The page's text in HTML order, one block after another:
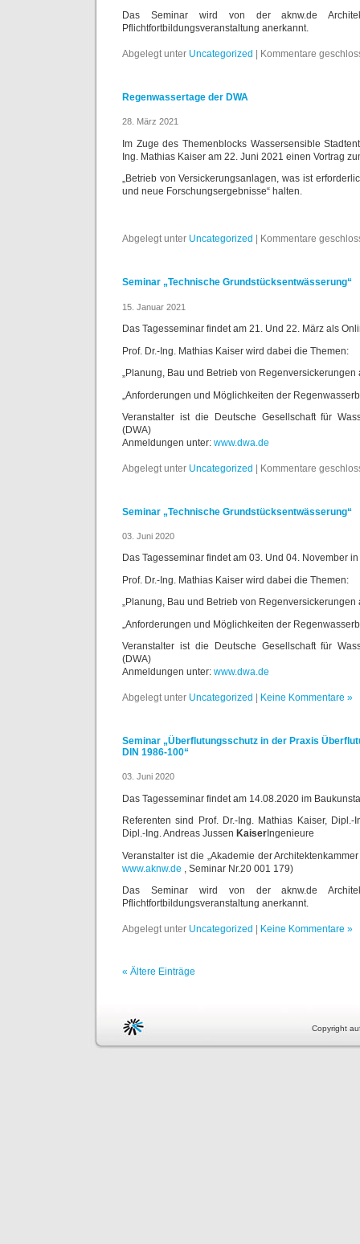
Das Seminar wird von der aknw.de
Pflichtfortbildungsveranstaltung anerkannt.
Abgelegt unter Uncategorized Kommentare
Regenwassertage der DWA
28. März 2021
Im Zuge des Themenblocks Wassersensible
Ing. Mathias Kaiser am 22. Juni 2021 einen Vortrag
„Betrieb von Versickerungsanlagen, was ist
und neue Forschungsergebnisse“ halten.
Abgelegt unter Uncategorized Kommentare
Seminar „Technische Grundstücksentwässerung“
15. Januar 2021
Das Tagesseminar findet am 21. Und 22. März als
Prof. Dr.-Ing. Mathias Kaiser wird dabei die Themen:
„Planung, Bau und Betrieb von Regenversickerungen
„Anforderungen und Möglichkeiten der
Veranstalter ist die Deutsche Gesellschaft für
(DWA)
Anmeldungen unter: www.dwa.de
Abgelegt unter Uncategorized | Kommentare
Seminar „Technische Grundstücksentwässerung“
03. Juni 2020
Das Tagesseminar findet am 03. Und 04. November
Prof. Dr.-Ing. Mathias Kaiser wird dabei die Themen:
„Planung, Bau und Betrieb von Regenversickerungen
„Anforderungen und Möglichkeiten der
Veranstalter ist die Deutsche Gesellschaft für
(DWA)
Anmeldungen unter: www.dwa.de
Abgelegt unter Uncategorized | Keine Kommentare »
Seminar „Überflutungsschutz in der Praxis
DIN 1986-100“
03. Juni 2020
Das Tagesseminar findet am 14.08.2020 im
Referenten sind Prof. Dr.-Ing. Mathias Kaiser, Dipl.-
Dipl.-Ing. Andreas Jussen Kaiser Ingenieure
Veranstalter ist die „Akademie der
www.aknw.de , Seminar Nr.20 001 179)
Das Seminar wird von der aknw.de
Pflichtfortbildungsveranstaltung anerkannt.
Abgelegt unter Uncategorized | Keine Kommentare »
« Ältere Einträge
Copyright